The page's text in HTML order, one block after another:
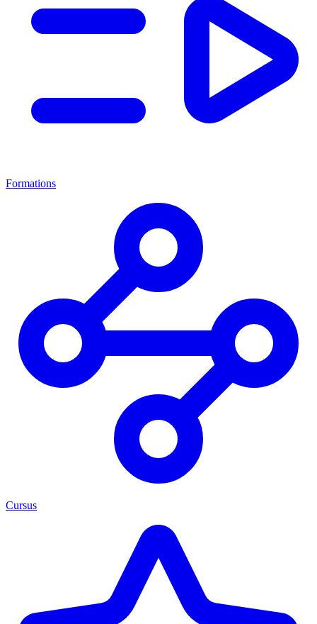
Formations
Cursus